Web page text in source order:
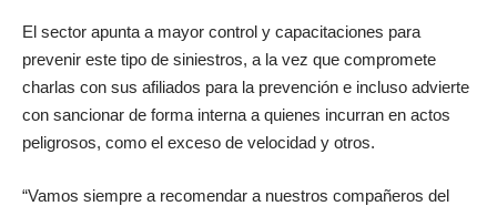
El sector apunta a mayor control y capacitaciones para
prevenir este tipo de siniestros, a la vez que compromete
charlas con sus afiliados para la prevención e incluso advierte
con sancionar de forma interna a quienes incurran en actos
peligrosos, como el exceso de velocidad y otros.
“Vamos siempre a recomendar a nuestros compañeros del